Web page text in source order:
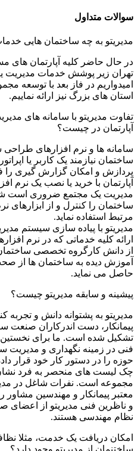
سوالات متداول
مدیریتو به چه ساختمان هایی
در حال حاضر کلیه آپارتمان های
تهران زیر پوشش خدمات مدیریت
امیدواریم در فاز بعد با توسعه
استان های بزرگ نیز ارائه نماییم.
تفاوت مدیریتو با سامانه های
آپارتمان در چیست؟
سامانه ها و نرم افزارهای
ساختمان نیازمند یک کاربر یا
پردازش و امکان گزارش گیری را
آپارتمان با خرید یا نصب یک نرم
مدیریت یک مجتمع ضروری است
ساختمان را کنترل و از ابزارهای
مرتبط استفاده نماید.
مدیریتو با پیاده سازی سیستم
ارائه کلیه خدماتی که در نرم
از دانش کارگروه تخصصی ساختمان
آموزش دیده به ساختمان ها از
حاصل می نماید.
پیشینه و سابقه مدیریتو چیست؟
مدیریتو به پشتوانه دانش و
پیمانکار، دست اندرکاران صنعت
تشکیل شده است. ما برای نخستین
فنی در زمینه نگهداری و مدیریت
حوزه را در دستور کار خود قرار
چک لیست های منحصر به فرد
مجموعه است. نفرات شاغل در
معتبر پیمانکار و مهندسین مشاور
و ناظرین فنی مدیریتو از
نظام مهندسی هستند.
امکان دریافت یک خدمت، مثلا